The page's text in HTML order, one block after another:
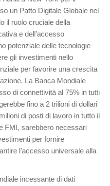
un Patto Digitale Globale nel
il ruolo cruciale della
e dell’accesso
potenziale delle tecnologie
gli investimenti nello
per favorire una crescita
La Banca Mondiale
di connettività al 75% in tutti
fino a 2 trilioni di dollari
di posti di lavoro in tutto il
FMI, sarebbero necessari
per fornire
l’accesso universale alla
incessante di dati